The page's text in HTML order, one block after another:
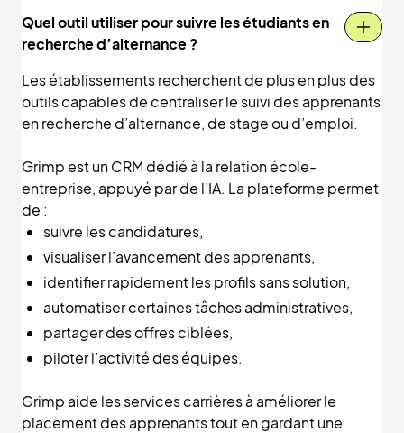
Quel outil utiliser pour suivre les étudiants en
recherche d’alternance ?
Les établissements recherchent de plus en plus des
outils capables de centraliser le suivi des apprenants
en recherche d’alternance, de stage ou d’emploi.
Grimp est un CRM dédié à la relation école-
entreprise, appuyé par de l’IA. La plateforme permet
de :
suivre les candidatures,
visualiser l’avancement des apprenants,
identifier rapidement les profils sans solution,
automatiser certaines tâches administratives,
partager des offres ciblées,
piloter l’activité des équipes.
Grimp aide les services carrières à améliorer le
placement des apprenants tout en gardant une